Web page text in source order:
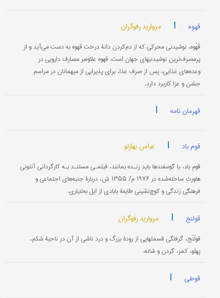
قهوه | مروارید رفوگران
قَهْوه، نوشیدنی محرکی که از دم‌کردن دانۀ درخت قهوه به ‌دست می‌آید و از
پرمصرف‌ترین نوشیدنیهای جهان است. قهوه علاوه‌بر مصارف دارویی در
وعده‌های غذایی، پس از صرف غذا، برای پذیرایی از میهمانان در مراسم
جشن و عزا کاربرد دارد.
قهرمان نامه |
قوم باد | عباس بهارلو
قومِ باد، یا گوسفندها باید زنـده بمانند، فیلمـی مستنـد بـه کارگردانی آنتونی
هاورث ساخته‌شده در ۱۹۷۶ م/ ۱۳۵۵ ش، دربارۀ جنبه‌های اجتماعی و
فرهنگی زندگی و کوچ‌نشینی طایفۀ بابادی از ایل بختیاری.
قولنج | مروارید رفوگران
قولَنْج، گرفتگی قسمتهایی از رودۀ بزرگ و درد ناشی از آن در ناحیۀ شکم،
پهلو، کمر، گردن و شانه.
قوطی |